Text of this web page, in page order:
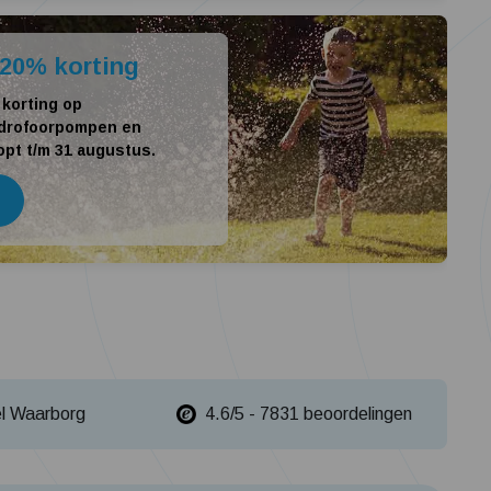
Tuin besproeien? Lees hier welke tuinpomp u nodig heeft
Installatie van een beregenings- / hydrofoorpomp
Kelder / kruipruimte ondergelopen, wat nu?
korting
op
en
t/m 31 augustus.
Waarborg 4.6/5 - 7831 beoordelingen